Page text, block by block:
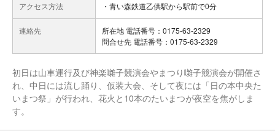
アクセス方法 ・青い森鉄道乙供駅から駅前で0分
連絡先
所在地 電話番号：0175-63-2329
問合せ先 電話番号：0175-63-2329
初日は山車運行及び神楽囃子競演会やまつり囃子競演会が開催さ
れ、中日には流し踊り、仮装大会、そして夜には「日の本中央た
いまつ祭」が行われ、花火と10本のたいまつが夜空を焦がしま
す。